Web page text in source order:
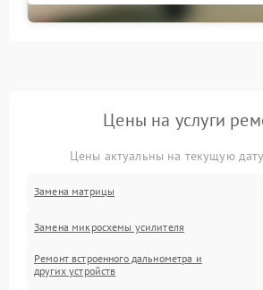
Цены на услуги
Цены актуальны на текущую
Замена матрицы
Замена микросхемы усилителя
Ремонт встроенного дальнометра и
других устройств